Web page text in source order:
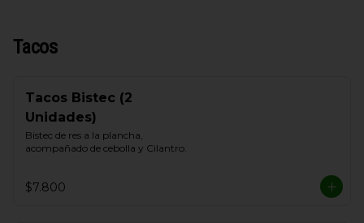
Tacos
Tacos Bistec (2
Unidades)
Bistec de res a la plancha,
acompañado de cebolla y Cilantro.
$7.800